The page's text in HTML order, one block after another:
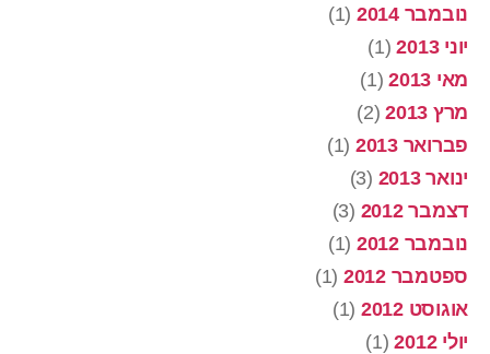
נובמבר 2014
(1)
יוני 2013
(1)
מאי 2013
(1)
מרץ 2013
(2)
פברואר 2013
(1)
ינואר 2013
(3)
דצמבר 2012
(3)
נובמבר 2012
(1)
ספטמבר 2012
(1)
אוגוסט 2012
(1)
יולי 2012
(1)